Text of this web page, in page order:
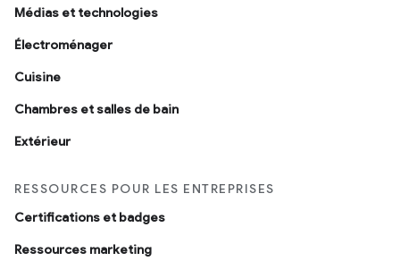
Médias et technologies
Électroménager
Cuisine
Chambres et salles de bain
Extérieur
RESSOURCES POUR LES ENTREPRISES
Certifications et badges
Ressources marketing